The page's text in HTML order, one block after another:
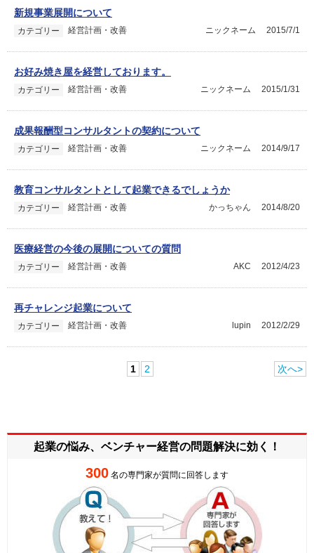
新規事業展開について
カテゴリー 経営計画・改善 2015/7/1
ニックネーム
お好み焼き屋を経営しております。
カテゴリー 経営計画・改善 2015/1/31
ニックネーム
成果報酬型コンサルタントの契約について
カテゴリー 経営計画・改善 2014/9/17
ニックネーム
教育コンサルタントとして起業できるでしょうか
カテゴリー 経営計画・改善 2014/8/20
かっちゃん
医療経営の今後の展開についての質問
カテゴリー 経営計画・改善 2012/4/23
AKC
再チャレンジ起業について
カテゴリー 経営計画・改善 2012/2/29
lupin
1 2 次へ>
起業の悩み、ベンチャー経営の問題解決に効く！
300 名の専門家が質問に回答します